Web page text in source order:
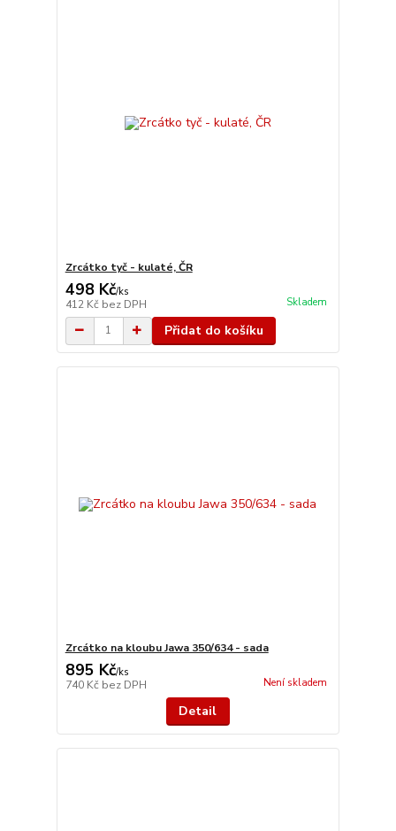
Zrcátko tyč - kulaté, ČR
498 Kč/ks
412 Kč bez DPH Skladem
Přidat do košíku
Zrcátko na kloubu Jawa 350/634 - sada
895 Kč/ks
740 Kč bez DPH Není skladem
Detail